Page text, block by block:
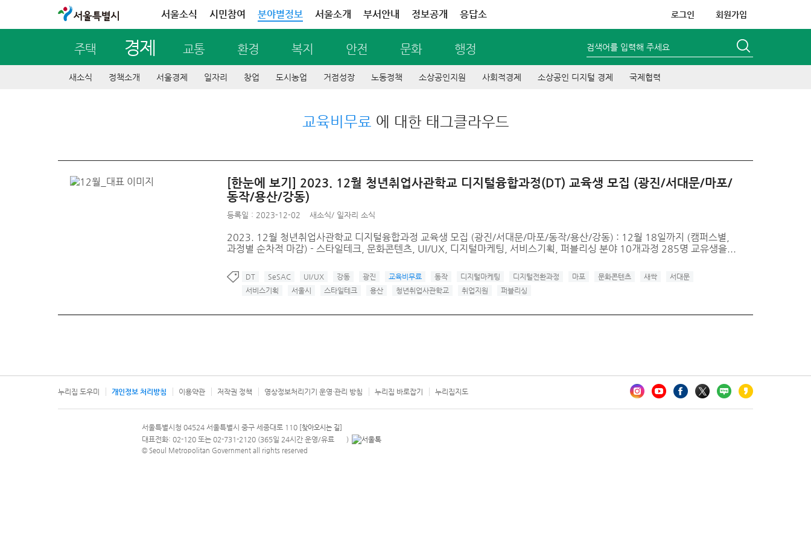
서울특별시 서울소식 시민참여 분야별정보 서울소개 부서안내 정보공개 응답소 로그인 회원가입
주택 경제 교통 환경 복지 안전 문화 행정 검색어를 입력해 주세요
새소식 정책소개 서울경제 일자리 창업 도시농업 거점성장 노동정책 소상공인지원 사회적경제 소상공인 디지털 경제 국제협력
교육비무료 에 대한 태그클라우드
[한눈에 보기] 2023. 12월 청년취업사관학교 디지털융합과정(DT) 교육생 모집 (광진/서대문/마포/
동작/용산/강동)
등록일 : 2023-12-02 새소식/ 일자리 소식
2023. 12월 청년취업사관학교 디지털융합과정 교육생 모집 (광진/서대문/마포/동작/용산/강동) : 12월 18일까지 (캠퍼스별,
과정별 순차적 마감) - 스타일테크, 문화콘텐츠, UI/UX, 디지털마케팅, 서비스기획, 퍼블리싱 분야 10개과정 285명 교유생을...
DT SeSAC UI/UX 강동 광진 교육비무료 동작 디지털마케팅 디지털전환과정 마포 문화콘텐츠 새싹
서대문
서비스기획
서울시 스타일테크 용산 청년취업사관학교 취업지원 퍼블리싱
누리집 도우미 개인정보 처리방침 이용약관 저작권 정책 영상정보처리기기 운영·관리 방침 누리집 바로잡기 누리집지도
문의 전화번호 120, 120 다산콜재단
서울특별시청 04524 서울특별시 중구 세종대로 110 [찾아오시는 길]
대표전화: 02-120 또는 02-731-2120 (365일 24시간 운영/유료 안내팝업 열기
)
© Seoul Metropolitan Government all rights reserved